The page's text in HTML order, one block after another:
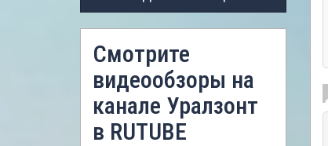
Смотрите
видеообзоры на
канале Уралзонт
в RUTUBE